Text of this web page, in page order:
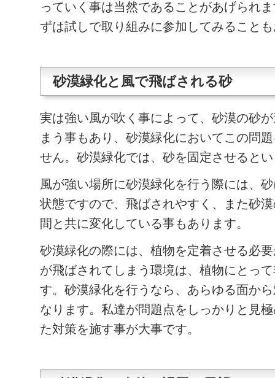
っていく事は当然であることがあげられ
ずは試しで取り組みに参加してみること
砂漠緑化と風で飛ばされる砂
実は強い風が吹く事によって、砂漠の砂
まう事もあり、砂漠緑化においてこの問
せん。砂漠緑化では、砂を固定させると
風が強い場所に砂漠緑化を行う際には、
状態ですので、飛ばされやすく、また砂
間と共に変化している事もあります。
砂漠緑化の際には、植物を定着させる必
が飛ばされてしまう環境は、植物にとっ
す。砂漠緑化を行うなら、あらゆる面か
なります。私達が問題点をしっかりと見
た対策を施す事が大事です。